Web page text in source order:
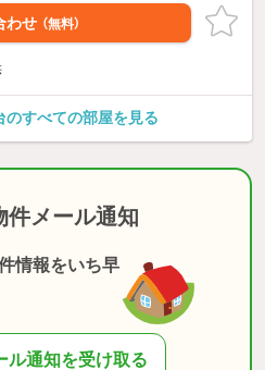
わせ （無料）
のすべての部屋を見る
件メール通知
情報をいち早
ル通知を受け取る